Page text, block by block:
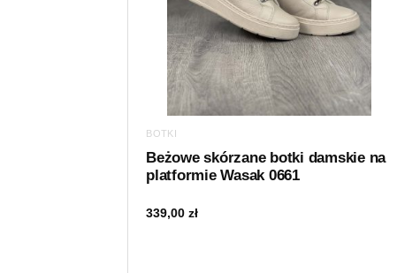
BOTKI
Beżowe skórzane botki damskie na
platformie Wasak 0661
339,00zł